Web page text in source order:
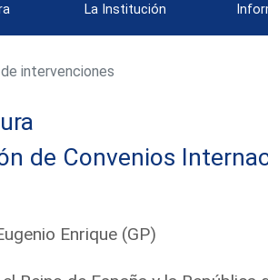
La Institución
intervenciones
de Convenios
Enrique (GP)